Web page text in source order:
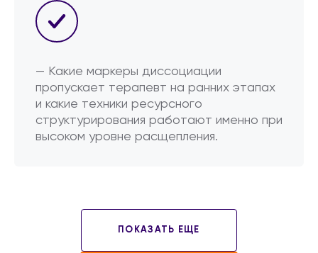
— Какие маркеры диссоциации
пропускает терапевт на ранних этапах
и какие техники ресурсного
структурирования работают именно при
высоком уровне расщепления.
ПОКАЗАТЬ ЕЩЕ